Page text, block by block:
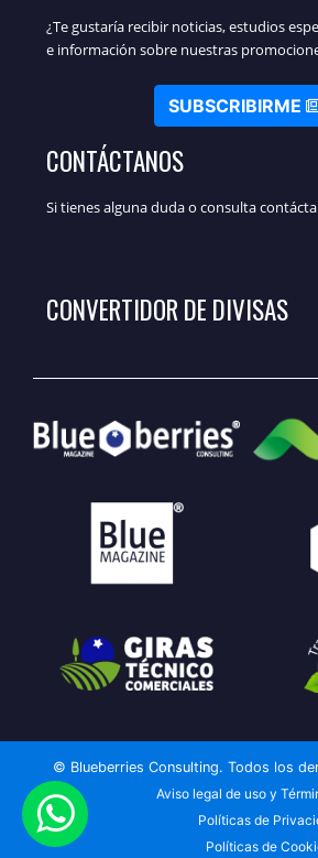
¿Te gustaría recibir noticias, estudios
e información sobre nuestras
SUBSCRIBIRME
CONTÁCTANOS
Si tienes alguna duda o consulta
CONVERTIDOR DE DIVISAS
© Blueberries Consulting. Todos los
Aviso legal de uso y
Políticas de
Políticas de